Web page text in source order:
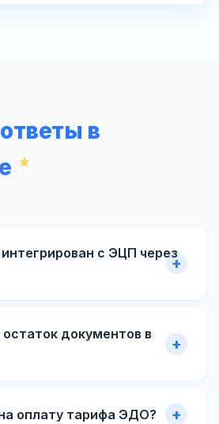
в
с ЭЦП через
документов в
оплату тарифа ЭДО?